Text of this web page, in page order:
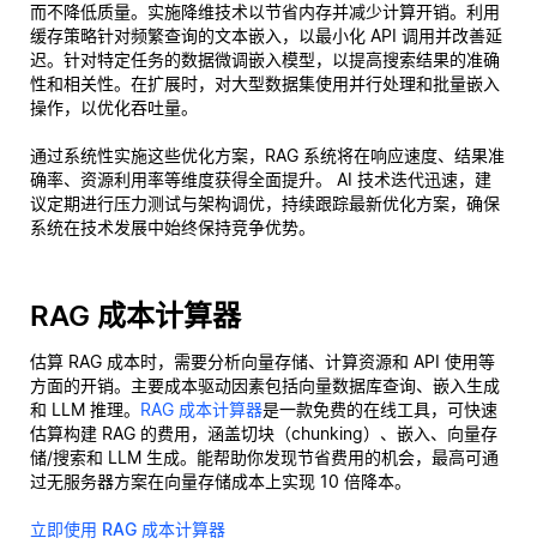
而不降低质量。实施降维技术以节省内存并减少计算开销。利用
缓存策略针对频繁查询的文本嵌入，以最小化 API 调用并改善延
迟。针对特定任务的数据微调嵌入模型，以提高搜索结果的准确
性和相关性。在扩展时，对大型数据集使用并行处理和批量嵌入
操作，以优化吞吐量。
通过系统性实施这些优化方案，RAG 系统将在响应速度、结果准
确率、资源利用率等维度获得全面提升。 AI 技术迭代迅速，建
议定期进行压力测试与架构调优，持续跟踪最新优化方案，确保
系统在技术发展中始终保持竞争优势。
RAG 成本计算器
估算 RAG 成本时，需要分析向量存储、计算资源和 API 使用等
方面的开销。主要成本驱动因素包括向量数据库查询、嵌入生成
和 LLM 推理。 RAG 成本计算器是一款免费的在线工具，可快速
估算构建 RAG 的费用，涵盖切块（chunking）、嵌入、向量存
储/搜索和 LLM 生成。能帮助你发现节省费用的机会，最高可通
过无服务器方案在向量存储成本上实现 10 倍降本。
立即使用 RAG 成本计算器